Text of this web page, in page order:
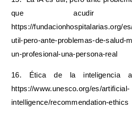
que
https://fundacionhospitalarias.org/
util-pero-ante-problemas-de-salud-
un-profesional-una-persona-real
16. Ética de la inteligencia
https://www.unesco.org/es/artificial-
intelligence/recommendation-ethics